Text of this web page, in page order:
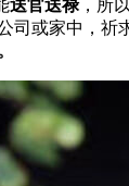
送官送禄，所
司或家中，祈